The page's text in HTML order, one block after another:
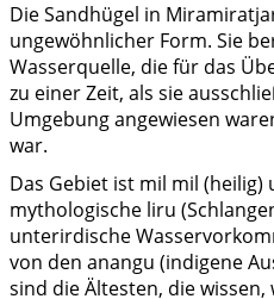
Die Sandhügel in
ungewöhnlicher Form. Sie
Wasserquelle, die für das
zu einer Zeit, als sie
Umgebung angewiesen
war.
Das Gebiet ist mil mil
mythologische liru
unterirdische
von den anangu (indigene
sind die Ältesten, die wissen,